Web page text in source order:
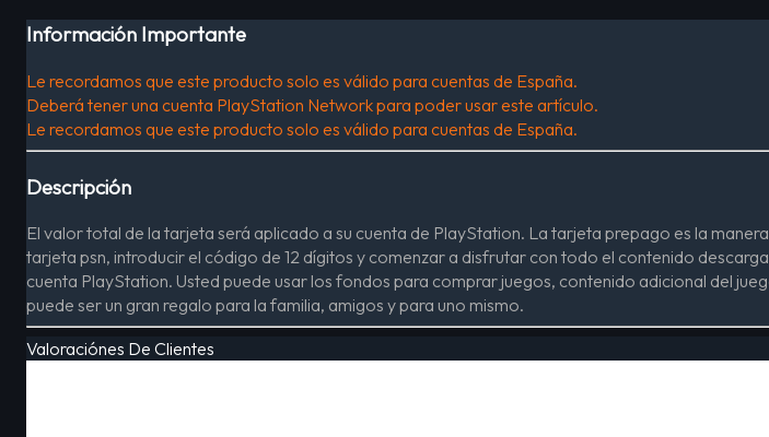
Información Importante
Le recordamos que este producto solo es válido para cuentas de España.
Deberá tener una cuenta PlayStation Network para poder usar este artículo.
Le recordamos que este producto solo es válido para cuentas de España.
Descripción
El valor total de la tarjeta será aplicado a su cuenta de PlayStation. La tarjeta prepago es la
tarjeta psn, introducir el código de 12 dígitos y comenzar a disfrutar con todo el contenido
cuenta PlayStation. Usted puede usar los fondos para comprar juegos, contenido adicional del
puede ser un gran regalo para la familia, amigos y para uno mismo.
Valoraciónes De Clientes